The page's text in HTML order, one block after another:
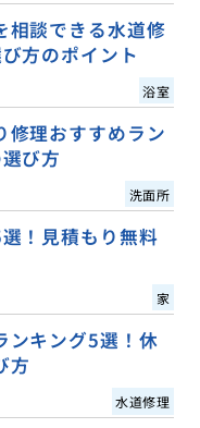
相談できる水道修
方のポイント
浴室
修理おすすめラン
び方
洗面所
！見積もり無料
家
ンキング5選！休
方
水道修理